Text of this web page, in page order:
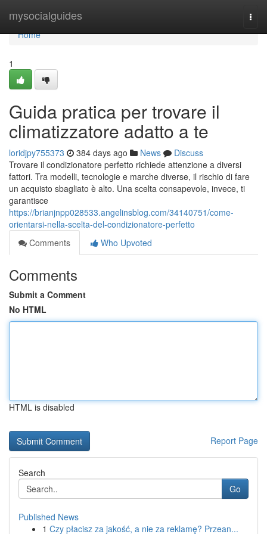
mysocialguides
Home
Home
1
Guida pratica per trovare il
climatizzatore adatto a te
loridjpy755373 384 days ago News
Discuss
Trovare il condizionatore perfetto richiede attenzione a diversi
fattori. Tra modelli, tecnologie e marche diverse, il rischio di fare
un acquisto sbagliato è alto. Una scelta consapevole, invece, ti
garantisce
https://brianjnpp028533.angelinsblog.com/34140751/come-
orientarsi-nella-scelta-del-condizionatore-perfetto
Comments
Who Upvoted
Comments
Submit a Comment
No HTML
HTML is disabled
Report Page
Search
Go
Published News
1 Czy płacisz za jakość, a nie za reklamę? Przean...